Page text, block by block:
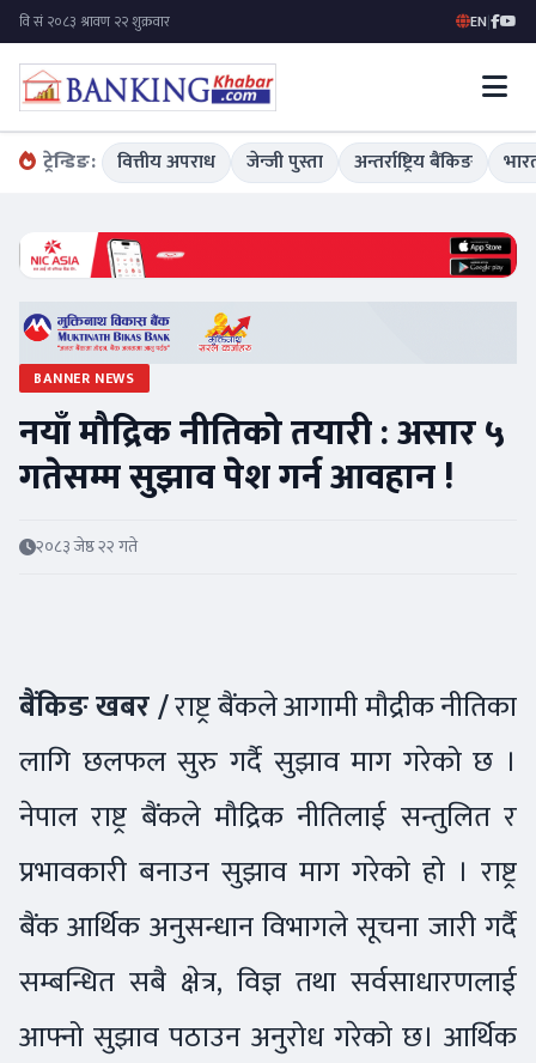
EN|
ट्रेन्डिङ: वित्तीय अपराध जेन्जी पुस्ता अन्तर्राष्ट्रिय बैंकिङ
BANNER NEWS
नयाँ मौद्रिक नीतिको तयारी : असार ५
गतेसम्म सुझाव पेश गर्न आवहान !
२०८३ जेष्ठ २२ गते
बैंकिङ खबर /राष्ट्र बैंकले आगामी मौद्रीक नीतिका
लागि छलफल सुरु गर्दै सुझाव माग गरेको छ ।
नेपाल राष्ट्र बैंकले मौद्रिक नीतिलाई सन्तुलित र
प्रभावकारी बनाउन सुझाव माग गरेको हो । राष्ट्र
बैंक आर्थिक अनुसन्धान विभागले सूचना जारी गर्दै
सम्बन्धित सबै क्षेत्र, विज्ञ तथा सर्वसाधारणलाई
आफ्नो सुझाव पठाउन अनुरोध गरेको छ। आर्थिक